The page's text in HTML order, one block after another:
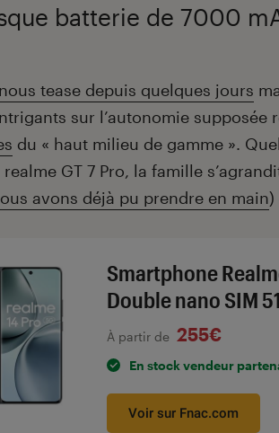
batterie de 7000
nous tease depuis quelques jours
sur l’autonomie supposée
du « haut milieu de gamme ».
GT 7 Pro, la famille
avons déjà pu prendre en main)
Smartphone
Double nano SIM
À partir de 255€
En stock vendeur
Voir sur Fnac.com